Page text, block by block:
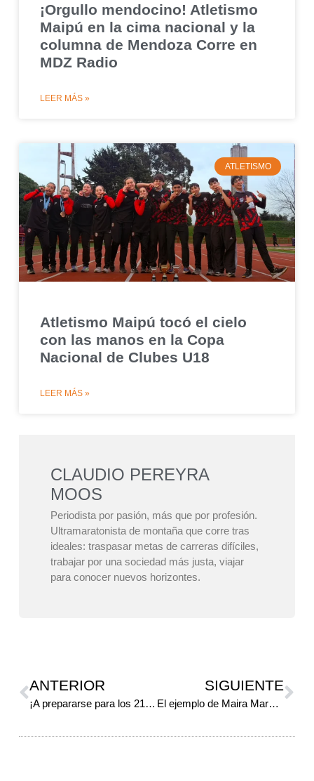
¡Orgullo mendocino! Atletismo
Maipú en la cima nacional y la
columna de Mendoza Corre en
MDZ Radio
LEER MÁS »
ATLETISMO
Atletismo Maipú tocó el cielo
con las manos en la Copa
Nacional de Clubes U18
LEER MÁS »
CLAUDIO PEREYRA
MOOS
Periodista por pasión, más que por profesión.
Ultramaratonista de montaña que corre tras
ideales: traspasar metas de carreras difíciles,
trabajar por una sociedad más justa, viajar
para conocer nuevos horizontes.
ANTERIOR
¡A prepararse para los 21K de Mendoza!
SIGUIENTE
El ejemplo de Maira Mardones